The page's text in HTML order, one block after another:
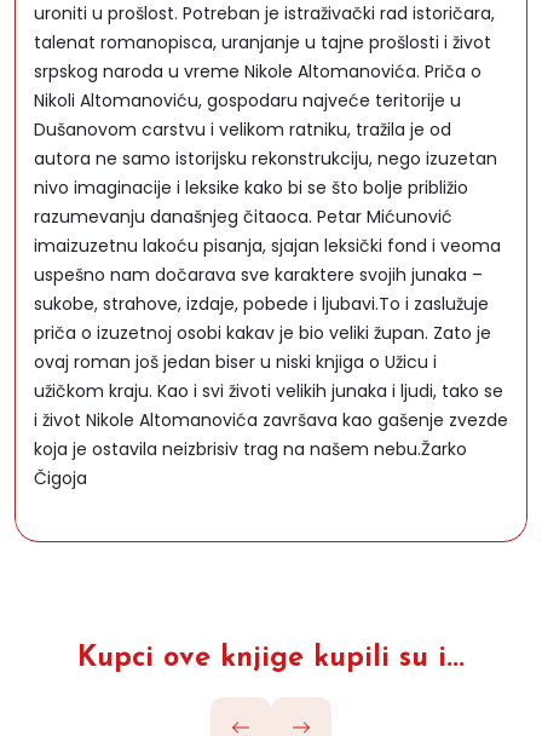
uroniti u prošlost. Potreban je istraživački rad istoričara,
talenat romanopisca, uranjanje u tajne prošlosti i život
srpskog naroda u vreme Nikole Altomanovića. Priča o
Nikoli Altomanoviću, gospodaru najveće teritorije u
Dušanovom carstvu i velikom ratniku, tražila je od
autora ne samo istorijsku rekonstrukciju, nego izuzetan
nivo imaginacije i leksike kako bi se što bolje približio
razumevanju današnjeg čitaoca. Petar Mićunović
imaizuzetnu lakoću pisanja, sjajan leksički fond i veoma
uspešno nam dočarava sve karaktere svojih junaka –
sukobe, strahove, izdaje, pobede i ljubavi.To i zaslužuje
priča o izuzetnoj osobi kakav je bio veliki župan. Zato je
ovaj roman još jedan biser u niski knjiga o Užicu i
užičkom kraju. Kao i svi životi velikih junaka i ljudi, tako se
i život Nikole Altomanovića završava kao gašenje zvezde
koja je ostavila neizbrisiv trag na našem nebu.Žarko
Čigoja
Kupci ove knjige kupili su i...